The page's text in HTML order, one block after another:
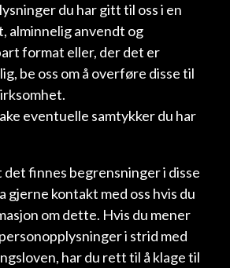
du har gitt til oss i en
alminnelig anvendt og
format eller, der det er
be oss om å overføre disse til
eventuelle samtykker du har
finnes begrensninger i disse
gjerne kontakt med oss hvis du
om dette. Hvis du mener
i strid med
har du rett til å klage til